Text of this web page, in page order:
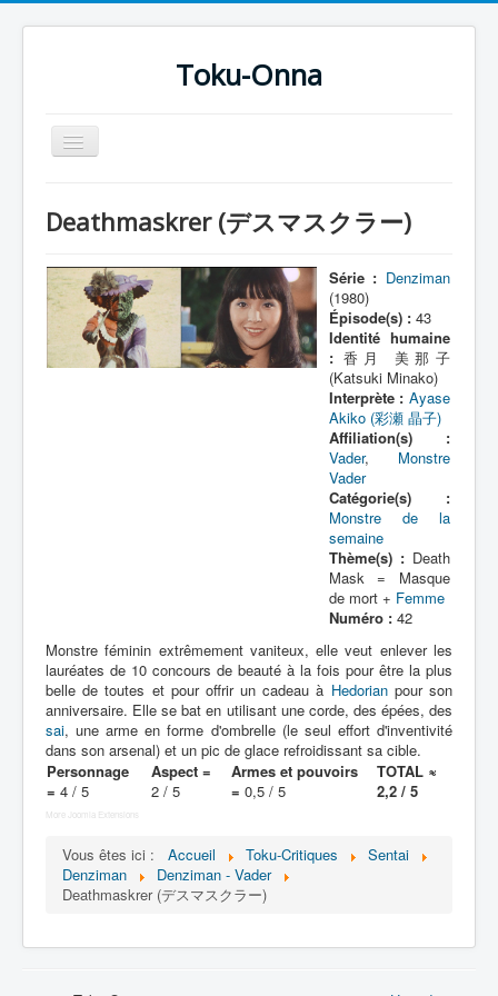
Toku-Onna
Basculer
la
Toku-Actrices
Toku-Critiques
Séries
Films
Denshi sentai Denziman (電子 戦
隊 デンジマン) = Escadron
Série
Personnages
Mechas
Objets
Lieux
Chronologie
Fanservice
Denzimen
Deathmaskrer (デスマスクラー)
Série : Denziman
(1980)
Épisode(s) :43
Identité humaine
:香月 美那子
(Katsuki Minako)
Interprète : Ayase
Akiko (彩瀬 晶子)
Affiliation(s) :
Vader, Monstre
Vader
Catégorie(s) :
Monstre de la
semaine
Thème(s) :Death
Mask = Masque
de mort + Femme
Numéro :42
Monstre féminin extrêmement vaniteux, elle veut enlever les
lauréates de 10 concours de beauté à la fois pour être la plus
belle de toutes et pour offrir un cadeau à Hedorianpour son
anniversaire. Elle se bat en utilisant une corde, des épées, des
sai, une arme en forme d'ombrelle (le seul effort d'inventivité
dans son arsenal) et un pic de glace refroidissant sa cible.
Personnage
= 4 / 5
Aspect =
2 / 5
Armes et pouvoirs
= 0,5 / 5
TOTAL ≈
2,2 / 5
More Joomla Extensions
Vous êtes ici : Accueil Toku-Critiques
Sentai
Denziman
Denziman - Vader
Deathmaskrer (デスマスクラー)